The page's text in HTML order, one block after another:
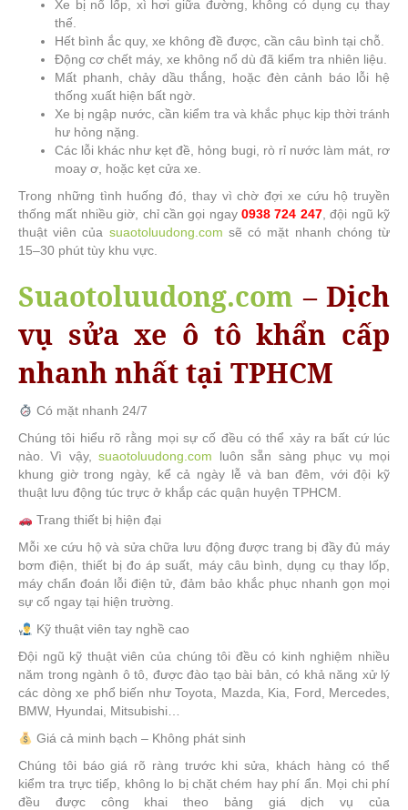
Xe bị nổ lốp, xì hơi giữa đường, không có dụng cụ thay
thế.
Hết bình ắc quy, xe không đề được, cần câu bình tại chỗ.
Động cơ chết máy, xe không nổ dù đã kiểm tra nhiên liệu.
Mất phanh, chảy dầu thắng, hoặc đèn cảnh báo lỗi hệ
thống xuất hiện bất ngờ.
Xe bị ngập nước, cần kiểm tra và khắc phục kịp thời tránh
hư hỏng nặng.
Các lỗi khác như kẹt đề, hỏng bugi, rò rỉ nước làm mát, rơ
moay ơ, hoặc kẹt cửa xe.
Trong những tình huống đó, thay vì chờ đợi xe cứu hộ truyền
thống mất nhiều giờ, chỉ cần gọi ngay0938 724 247, đội ngũ kỹ
thuật viên của suaotoluudong.com sẽ có mặt nhanh chóng từ
15–30 phút tùy khu vực.
Suaotoluudong.com – Dịch
vụ sửa xe ô tô khẩn cấp
nhanh nhất tại TPHCM
Có mặt nhanh 24/7
Chúng tôi hiểu rõ rằng mọi sự cố đều có thể xảy ra bất cứ lúc
nào. Vì vậy,suaotoluudong.com luôn sẵn sàng phục vụ mọi
khung giờ trong ngày, kể cả ngày lễ và ban đêm, với đội kỹ
thuật lưu động túc trực ở khắp các quận huyện TPHCM.
Trang thiết bị hiện đại
Mỗi xe cứu hộ và sửa chữa lưu động được trang bị đầy đủ máy
bơm điện, thiết bị đo áp suất, máy câu bình, dụng cụ thay lốp,
máy chẩn đoán lỗi điện tử, đảm bảo khắc phục nhanh gọn mọi
sự cố ngay tại hiện trường.
Kỹ thuật viên tay nghề cao
Đội ngũ kỹ thuật viên của chúng tôi đều có kinh nghiệm nhiều
năm trong ngành ô tô, được đào tạo bài bản, có khả năng xử lý
các dòng xe phổ biến như Toyota, Mazda, Kia, Ford, Mercedes,
BMW, Hyundai, Mitsubishi…
Giá cả minh bạch – Không phát sinh
Chúng tôi báo giá rõ ràng trước khi sửa, khách hàng có thể
kiểm tra trực tiếp, không lo bị chặt chém hay phí ẩn. Mọi chi phí
đều được công khai theo bảng giá dịch vụ của